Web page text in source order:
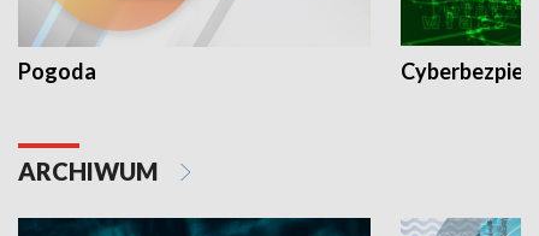
Pogoda
ARCHIWUM